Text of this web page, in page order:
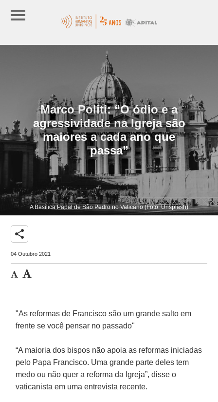
Marco Politi: “O ódio e a
agressividade na Igreja são
maiores a cada ano que
passa”
A Basílica Papal de São Pedro no Vaticano (Foto: Unsplash)
share
04 Outubro 2021
"As reformas de Francisco são um grande salto em
frente se você pensar no passado"
“A maioria dos bispos não apoia as reformas iniciadas
pelo Papa Francisco. Uma grande parte deles tem
medo ou não quer a reforma da Igreja”, disse o
vaticanista em uma entrevista recente.